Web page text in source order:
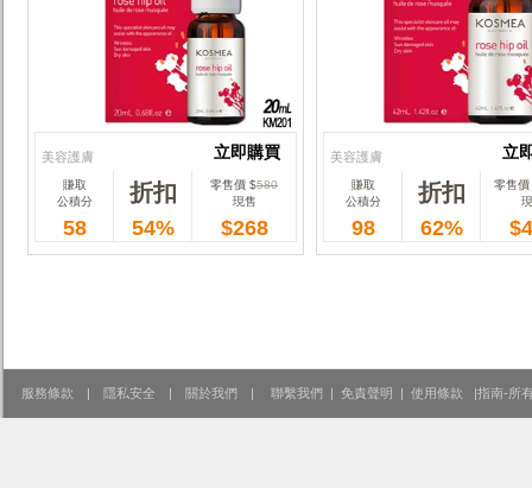
美容護膚
立即購買
立即購買
賺取
公積分
折扣 零售價 $580
現售
58 54% $268
美容護膚
立
立
賺取
公積分
折扣
零售價
98 62%
服務條款 | 隱私安全 | 關於我們 | 聯繫我們 | 免責聲明 | 使用條款 |指南-所